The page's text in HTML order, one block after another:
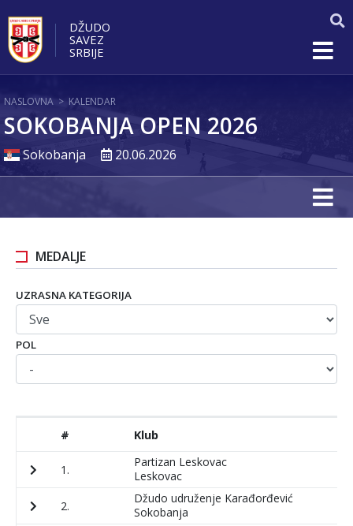
DŽUDO
SAVEZ
SRBIJE
NASLOVNA > KALENDAR
SOKOBANJA OPEN 2026
Sokobanja 20.06.2026
MEDALJE
UZRASNA KATEGORIJA
POL
# Klub
1.
Partizan Leskovac
Leskovac
2.
Džudo udruženje Karađorđević
Sokobanja